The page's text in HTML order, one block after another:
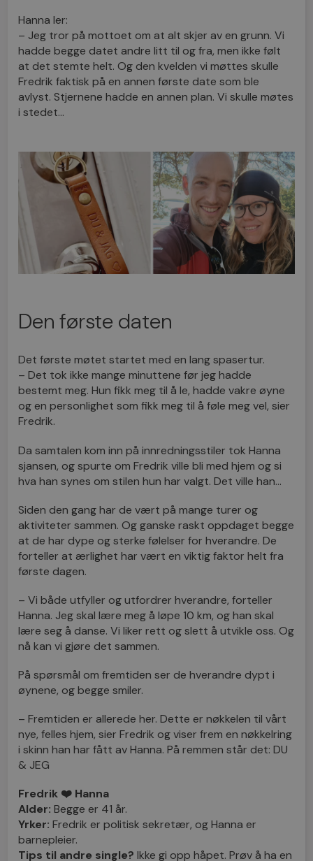
Hanna ler:
– Jeg tror på mottoet om at alt skjer av en grunn. Vi
hadde begge datet andre litt til og fra, men ikke følt
at det stemte helt. Og den kvelden vi møttes skulle
Fredrik faktisk på en annen første date som ble
avlyst. Stjernene hadde en annen plan. Vi skulle møtes
i stedet…
Den første daten
Det første møtet startet med en lang spasertur.
– Det tok ikke mange minuttene før jeg hadde
bestemt meg. Hun fikk meg til å le, hadde vakre øyne
og en personlighet som fikk meg til å føle meg vel, sier
Fredrik.
Da samtalen kom inn på innredningsstiler tok Hanna
sjansen, og spurte om Fredrik ville bli med hjem og si
hva han synes om stilen hun har valgt. Det ville han…
Siden den gang har de vært på mange turer og
aktiviteter sammen. Og ganske raskt oppdaget begge
at de har dype og sterke følelser for hverandre. De
forteller at ærlighet har vært en viktig faktor helt fra
første dagen.
– Vi både utfyller og utfordrer hverandre, forteller
Hanna. Jeg skal lære meg å løpe 10 km, og han skal
lære seg å danse. Vi liker rett og slett å utvikle oss. Og
nå kan vi gjøre det sammen.
På spørsmål om fremtiden ser de hverandre dypt i
øynene, og begge smiler.
– Fremtiden er allerede her. Dette er nøkkelen til vårt
nye, felles hjem, sier Fredrik og viser frem en nøkkelring
i skinn han har fått av Hanna. På remmen står det: DU
& JEG
Fredrik ❤️ Hanna
Alder: Begge er 41 år.
Yrker: Fredrik er politisk sekretær, og Hanna er
barnepleier.
Tips til andre single? Ikke gi opp håpet. Prøv å ha en